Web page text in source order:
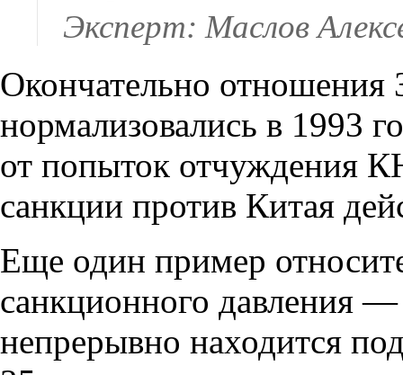
Эксперт: Маслов
Окончательно отношения
нормализовались в 1993
от попыток отчуждения
санкции против Китая
Еще один пример
санкционного давления
непрерывно находится